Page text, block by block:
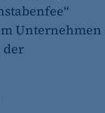
Unternehmen
der